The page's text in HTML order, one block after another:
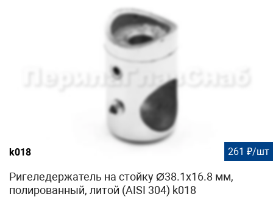
k018 261 ₽/шт
Ригеледержатель на стойку Ø38.1х16.8 мм,
полированный, литой (AISI 304) k018